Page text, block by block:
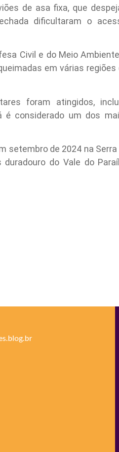
de asa fixa, que
dificultaram o
Civil e do Meio
em várias regiões
foram atingidos,
considerado um dos
setembro de 2024 na Serra
do Vale do